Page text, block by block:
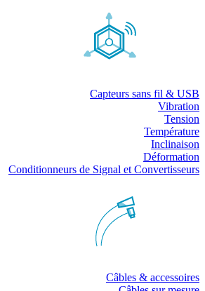
Capteurs sans fil & USB
Vibration
Tension
Température
Inclinaison
Déformation
Conditionneurs de Signal et Convertisseurs
Câbles & accessoires